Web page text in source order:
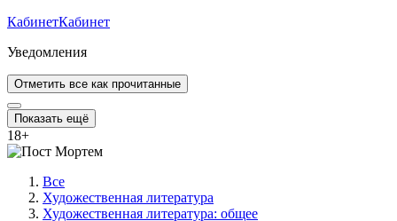
КабинетКабинет
Уведомления
Отметить все как прочитанные
Показать ещё
18+
Все
Художественная литература
Художественная литература: общее